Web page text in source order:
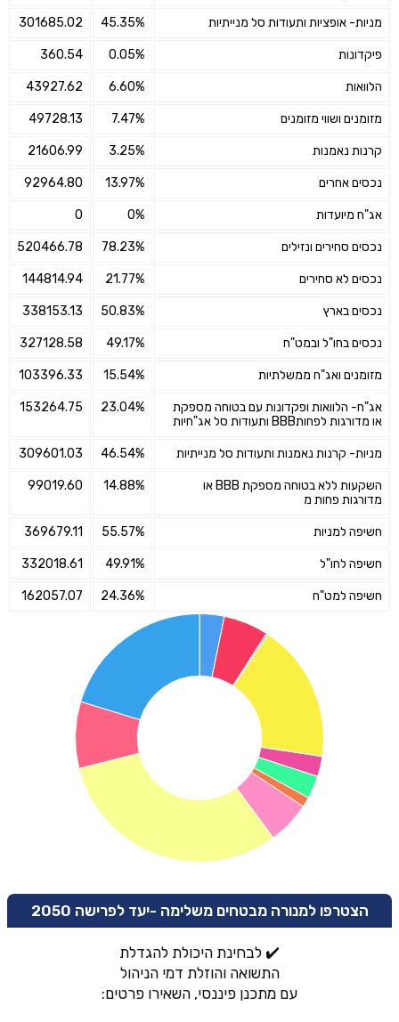
מניות- אופציות ותעודות סל מנייתיות 45.35%
301685.02
פיקדונות 0.05%
360.54
הלוואות 6.60%
43927.62
מזומנים ושווי מזומנים 7.47%
49728.13
קרנות נאמנות 3.25%
21606.99
נכסים אחרים 13.97%
92964.80
אג"ח מיועדות 0%
0
נכסים סחירים ונזילים 78.23%
520466.78
נכסים לא סחירים 21.77%
144814.94
נכסים בארץ 50.83%
338153.13
נכסים בחו"ל ובמט"ח 49.17%
327128.58
מזומנים ואג"ח ממשלתיות 15.54%
103396.33
אג"ח- הלוואות ופקדונות עם בטוחה מספקת
או מדורגות לפחותBBB ותעודות סל אג"חיות
23.04%
153264.75
מניות- קרנות נאמנות ותעודות סל מנייתיות 46.54%
309601.03
השקעות ללא בטוחה מספקת BBB או
מדורגות פחות מ
14.88%
99019.60
חשיפה למניות 55.57%
369679.11
חשיפה לחו"ל 49.91%
332018.61
חשיפה למט"ח 24.36%
162057.07
הצטרפו למנורה מבטחים משלימה -יעד לפרישה 2050
✔️ לבחינת היכולת להגדלת
התשואה והוזלת דמי הניהול
עם מתכנן פיננסי, השאירו פרטים: